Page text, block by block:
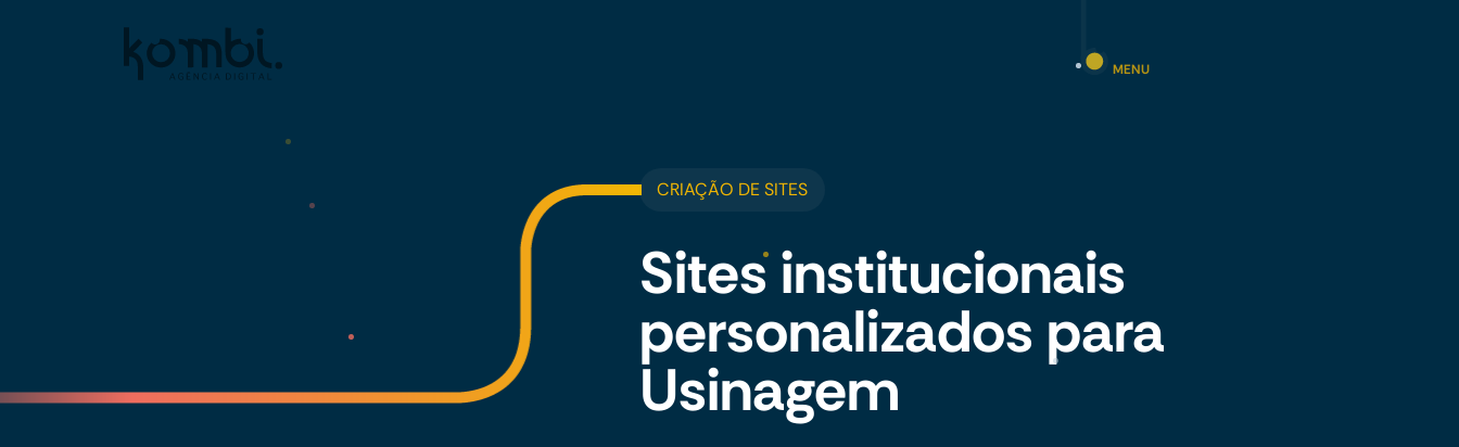
MENU
CRIAÇÃO DE SITES
Sites institucionais
personalizados para
Usinagem